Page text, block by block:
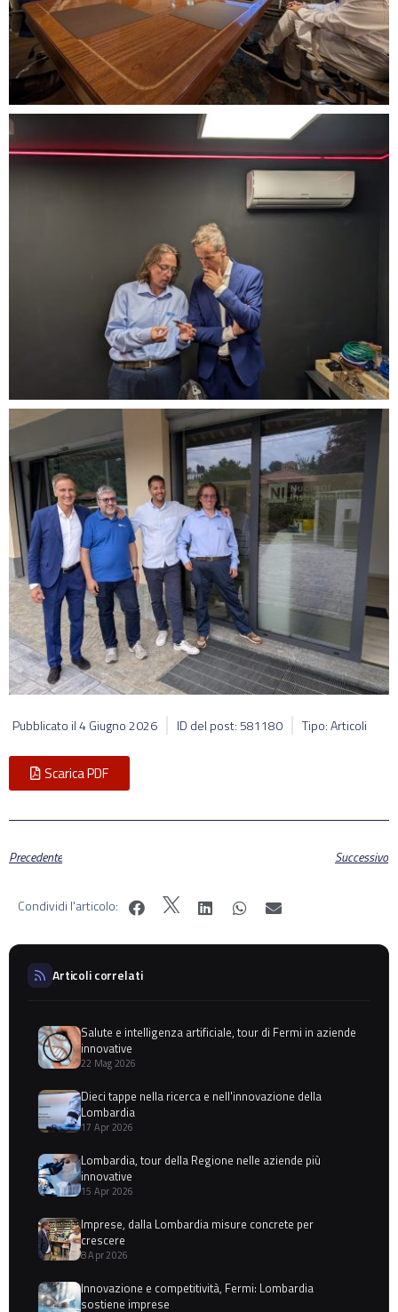
Pubblicato il4 Giugno 2026 ID del post: 581180 Tipo: Articoli
Scarica PDF
Precedente Successivo
Condividi l'articolo:
Articoli correlati
Salute e intelligenza artificiale, tour di Fermi in aziende
innovative
22 Mag 2026
Dieci tappe nella ricerca e nell'innovazione della
Lombardia
17 Apr 2026
Lombardia, tour della Regione nelle aziende più
innovative
15 Apr 2026
Imprese, dalla Lombardia misure concrete per
crescere
8 Apr 2026
Innovazione e competitività, Fermi: Lombardia
sostiene imprese